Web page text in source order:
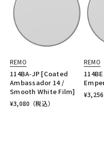
REMO
114BA-JP [Coated
Ambassador 14 /
Smooth White Film]
¥3,080 （税込）
REMO
¥3,256